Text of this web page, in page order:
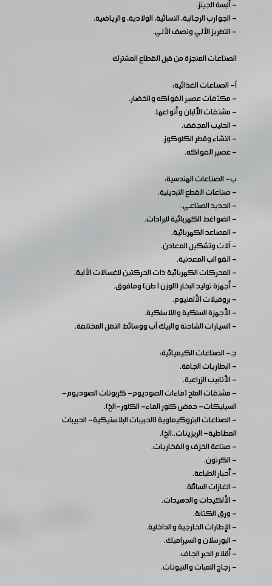
- ألبسة الجينز.
- الجوارب الرجالية، النسائية، الولادية، والرياضية.
- التطريز الآلي ونصف الآلي.
الصناعات المنجزة من قبل القطاع المشترك
آ- الصناعات الغذائية:
- مكثفات عصير الفواكه والخضار.
- مشتقات الألبان وأنواعها.
- الحليب المجفف.
- النشاء وقطر الكلوكوز.
- عصير الفواكه.
ب- الصناعات الهندسية:
- صناعات القطع التبديلية.
- الحديد الصناعي.
- الضواغط الكهربائية للبرادات.
- المصاعد الكهربائية.
- آلات وتشكيل المعادن.
- القوالب المعدنية.
- المحركات الكهربائية ذات الحركتين للغسالات الآلية.
- أجهزة توليد البخار (الوزن 1 طن) ومافوق.
- بروفيلات الألمنيوم.
- الأجهزة السلكية واللاسلكية.
- السيارات الشاحنة والبيك آب ووسائط النقل المختلفة.
جـ- الصناعات الكيميائية:
- البطاريات الجافة.
- الأنابيب الزراعية.
- مشتقات الملح (ماءات الصوديوم- كربونات الصوديوم-
السيليكات- حمض كلور الماء- الكلور-الخ).
- الصناعات البتروكيماوية (الحبيبات البلاستيكية- الحبيبات
المطاطية- الريزينات..الخ).
- صناعة الخزف والفخاريات.
- الكرتون.
- أحبار الطباعة.
- الغازات السائلة.
- الألكيدات والدهيدات.
- ورق الكتابة.
- الإطارات الخارجية والداخلية.
- البورسلان والسيراميك.
- أقلام الحبر الجاف.
- زجاج اللمبات والنيونات.